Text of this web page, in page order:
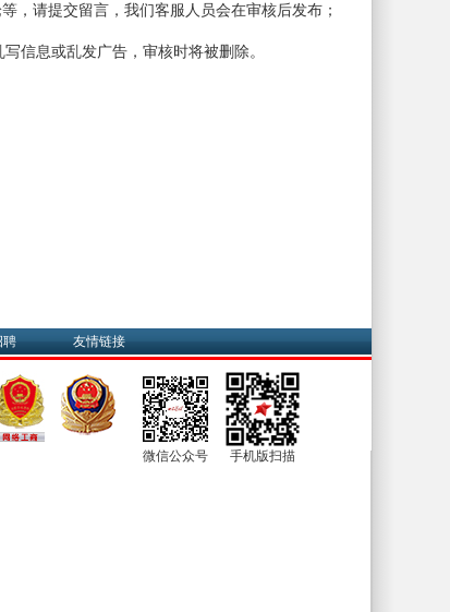
等，请提交留言，我们客服人员会在审核后发布；
写信息或乱发广告，审核时将被删除。
聘 友情链接
微信公众号 手机版扫描